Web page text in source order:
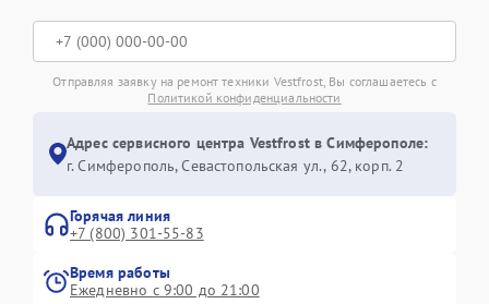
Отправляя заявку на ремонт техники Vestfrost, Вы соглашаетесь с
Политикой конфиденциальности
Адрес сервисного центра Vestfrost в Симферополе:
г. Симферополь, Севастопольская ул., 62, корп. 2
Горячая линия
+7 (800) 301-55-83
Время работы
Ежедневно с 9:00 до 21:00